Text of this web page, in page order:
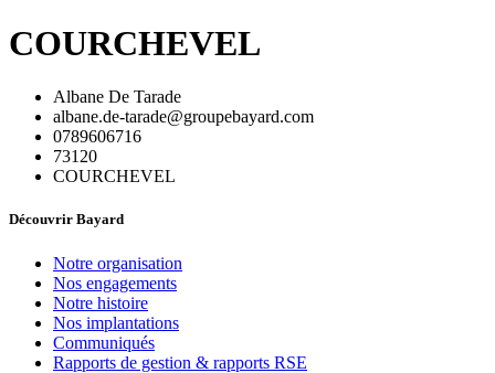
COURCHEVEL
Albane De Tarade
albane.de-tarade@groupebayard.com
0789606716
73120
COURCHEVEL
Découvrir Bayard
Notre organisation
Nos engagements
Notre histoire
Nos implantations
Communiqués
Rapports de gestion & rapports RSE